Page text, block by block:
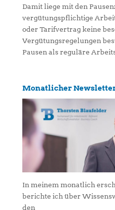
Damit liege mit den
vergütungspflichtige
oder Tarifvertrag keine
Vergütungsregelungen
Pausen als reguläre
Monatlicher
In meinem monatlich
berichte ich über
den